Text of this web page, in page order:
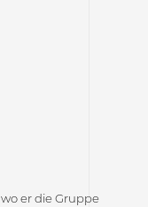
wo er die Gruppe